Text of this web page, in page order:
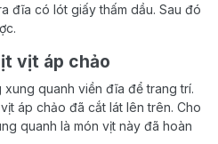
đĩa có lót giấy thấm dầu. Sau đó
vịt áp chảo
quanh viền đĩa để trang trí.
áp chảo đã cắt lát lên trên. Cho
quanh là món vịt này đã hoàn